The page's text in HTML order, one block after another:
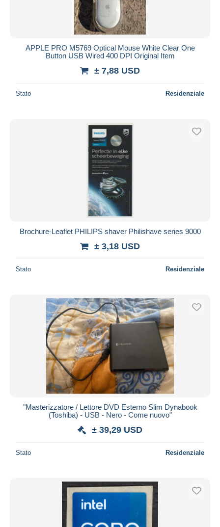
APPLE PRO M5769 Optical Mouse White Clear One
Button USB Wired 400 DPI Original Item
± 7,88 USD
Stato Residenziale
Brochure-Leaflet PHILIPS shaver Philishave series 9000
± 3,18 USD
Stato Residenziale
"Masterizzatore / Lettore DVD Esterno Slim Dynabook
(Toshiba) - USB - Nero - Come nuovo"
± 39,29 USD
Stato Residenziale